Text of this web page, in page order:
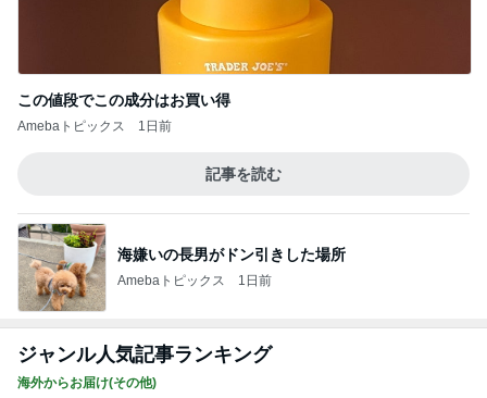
この値段でこの成分はお買い得
Amebaトピックス 1日前
記事を読む
海嫌いの長男がドン引きした場所
Amebaトピックス 1日前
ジャンル人気記事ランキング
海外からお届け(その他)